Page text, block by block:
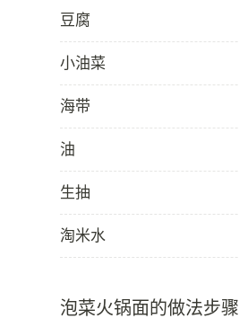
豆腐
小油菜
海带
油
生抽
淘米水
泡菜火锅面的做法步骤